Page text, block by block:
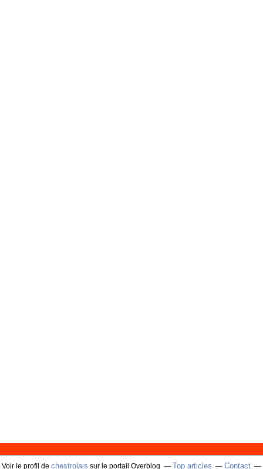
Voir le profil de chestrolais sur le portail Overblog Top articles Contact